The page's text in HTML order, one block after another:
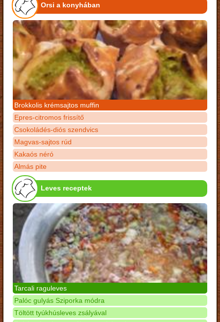
Orsi a konyhában
Brokkolis krémsajtos muffin
Epres-citromos frissítő
Csokoládés-diós szendvics
Magvas-sajtos rúd
Kakaós néró
Almás pite
Leves receptek
Tarcali raguleves
Palóc gulyás Sziporka módra
Töltött tyúkhúsleves zsályával